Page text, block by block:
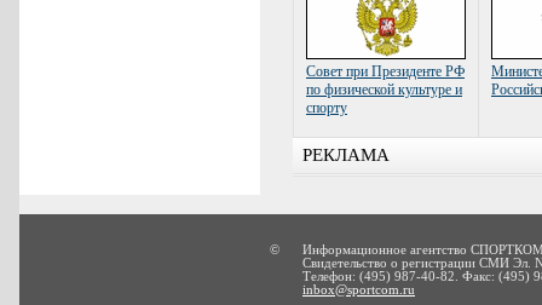
Совет при Президенте РФ
по физической культуре и
спорту
РЕКЛАМА
©
Информационное агентство
Свидетельство о регистрации СМИ Эл.
Телефон: (495) 987-40-82. Факс: (495)
inbox@sportcom.ru